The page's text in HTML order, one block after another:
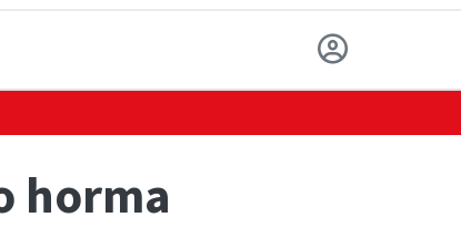
horma